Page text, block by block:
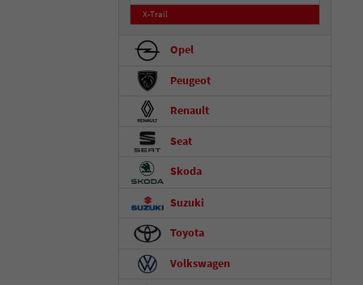
X-Trail
Opel
Peugeot
Renault
Seat
Skoda
Suzuki
Toyota
Volkswagen